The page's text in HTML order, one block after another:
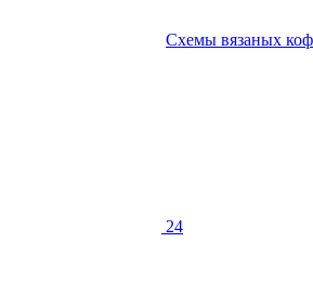
Схемы вязаных
24